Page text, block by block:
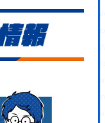
href='https://
href='https://